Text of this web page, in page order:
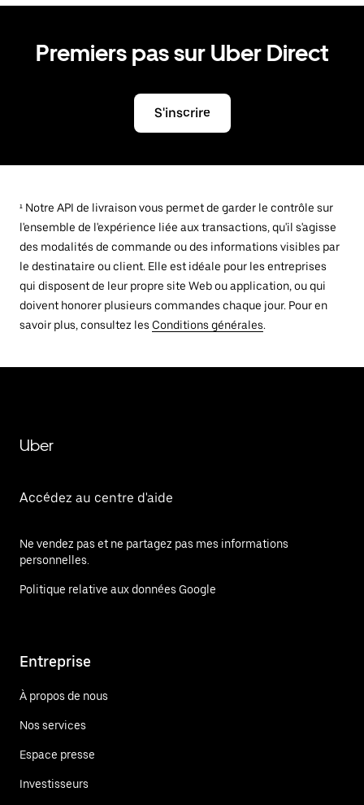
Premiers pas sur Uber Direct
S'inscrire
¹ Notre API de livraison vous permet de garder le contrôle sur
l'ensemble de l'expérience liée aux transactions, qu'il s'agisse
des modalités de commande ou des informations visibles par
le destinataire ou client. Elle est idéale pour les entreprises
qui disposent de leur propre site Web ou application, ou qui
doivent honorer plusieurs commandes chaque jour. Pour en
savoir plus, consultez les Conditions générales.
Uber
Accédez au centre d'aide
Ne vendez pas et ne partagez pas mes informations
personnelles.
Politique relative aux données Google
Entreprise
À propos de nous
Nos services
Espace presse
Investisseurs